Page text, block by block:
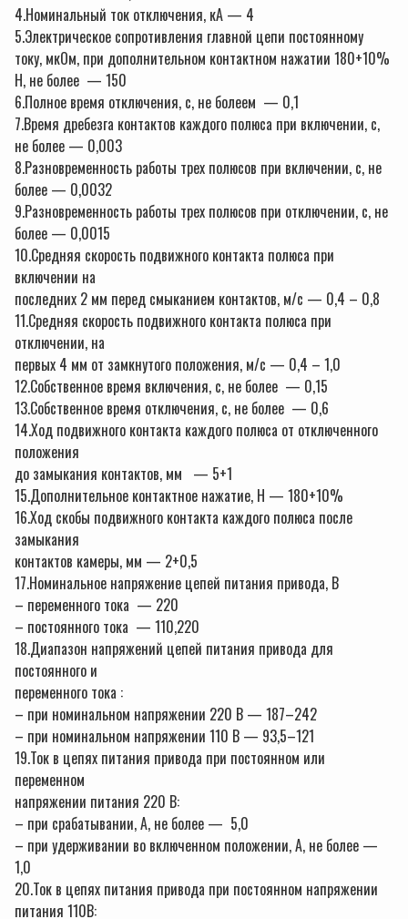
4.Номинальный ток отключения, кА — 4
5.Электрическое сопротивления главной цепи постоянному
току, мкОм, при дополнительном контактном нажатии 180+10%
Н, не более — 150
6.Полное время отключения, с, не болеем — 0,1
7.Время дребезга контактов каждого полюса при включении, с,
не более — 0,003
8.Разновременность работы трех полюсов при включении, с, не
более — 0,0032
9.Разновременность работы трех полюсов при отключении, с, не
более — 0,0015
10.Средняя скорость подвижного контакта полюса при
включении на
последних 2 мм перед смыканием контактов, м/с — 0,4 – 0,8
11.Средняя скорость подвижного контакта полюса при
отключении, на
первых 4 мм от замкнутого положения, м/с — 0,4 – 1,0
12.Собственное время включения, с, не более — 0,15
13.Собственное время отключения, с, не более — 0,6
14.Ход подвижного контакта каждого полюса от отключенного
положения
до замыкания контактов, мм — 5+1
15.Дополнительное контактное нажатие, Н — 180+10%
16.Ход скобы подвижного контакта каждого полюса после
замыкания
контактов камеры, мм — 2+0,5
17.Номинальное напряжение цепей питания привода, В
– переменного тока — 220
– постоянного тока — 110,220
18.Диапазон напряжений цепей питания привода для
постоянного и
переменного тока :
– при номинальном напряжении 220 В — 187–242
– при номинальном напряжении 110 В — 93,5–121
19.Ток в цепях питания привода при постоянном или
переменном
напряжении питания 220 В:
– при срабатывании, А, не более — 5,0
– при удерживании во включенном положении, А, не более —
1,0
20.Ток в цепях питания привода при постоянном напряжении
питания 110В: